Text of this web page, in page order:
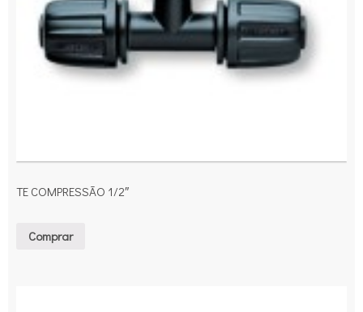
TE COMPRESSÃO 1/2″
Comprar